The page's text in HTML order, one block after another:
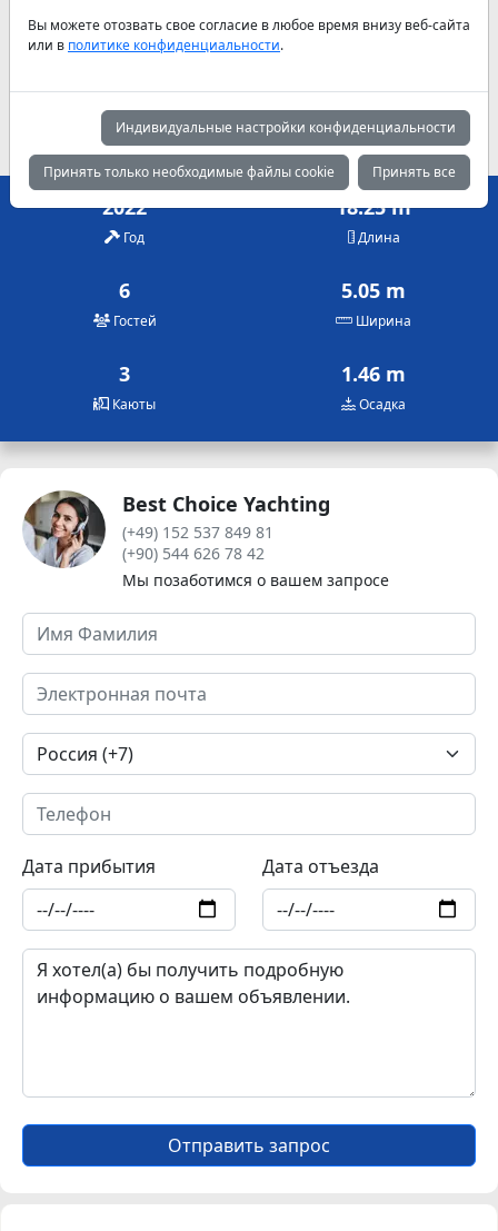
Май
3,425 €
Июнь
3,925 €
Июль
4,200 € 3,925 € 3,425 €
2022
Год
18.25 m
Длина
6
Гостей
5.05 m
Ширина
3
Каюты
1.46 m
Осадка
Best Choice Yachting
(+49) 152 537 849 81
(+90) 544 626 78 42
Мы позаботимся о вашем запросе
Дата прибытия Дата отъезда
Отправить запрос
Вы можете отозвать свое согласие в любое время внизу веб-сайта
или в политике конфиденциальности.
Индивидуальные настройки конфиденциальности
Принять только необходимые файлы cookie Принять все